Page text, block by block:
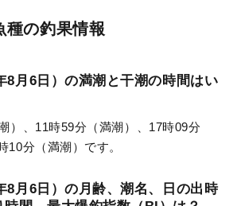
種の釣果情報
8月6日）の満潮と干潮の時間はい
）、11時59分（満潮）、17時09分
10分（満潮）です。
8月6日）の月齢、潮名、日の出時